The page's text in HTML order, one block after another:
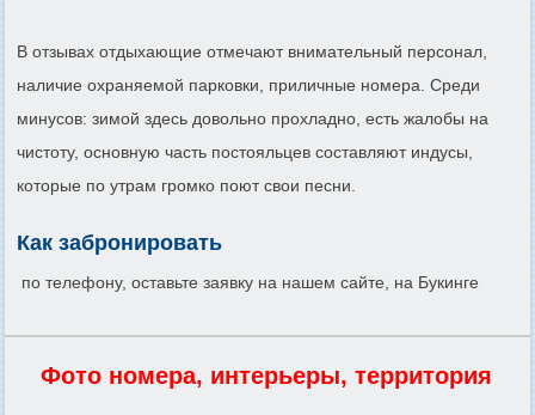
В отзывах отдыхающие отмечают внимательный персонал,
наличие охраняемой парковки, приличные номера. Среди
минусов: зимой здесь довольно прохладно, есть жалобы на
чистоту, основную часть постояльцев составляют индусы,
которые по утрам громко поют свои песни.
Как забронировать
по телефону, оставьте заявку на нашем сайте, на Букинге
Фото номера, интерьеры, территория